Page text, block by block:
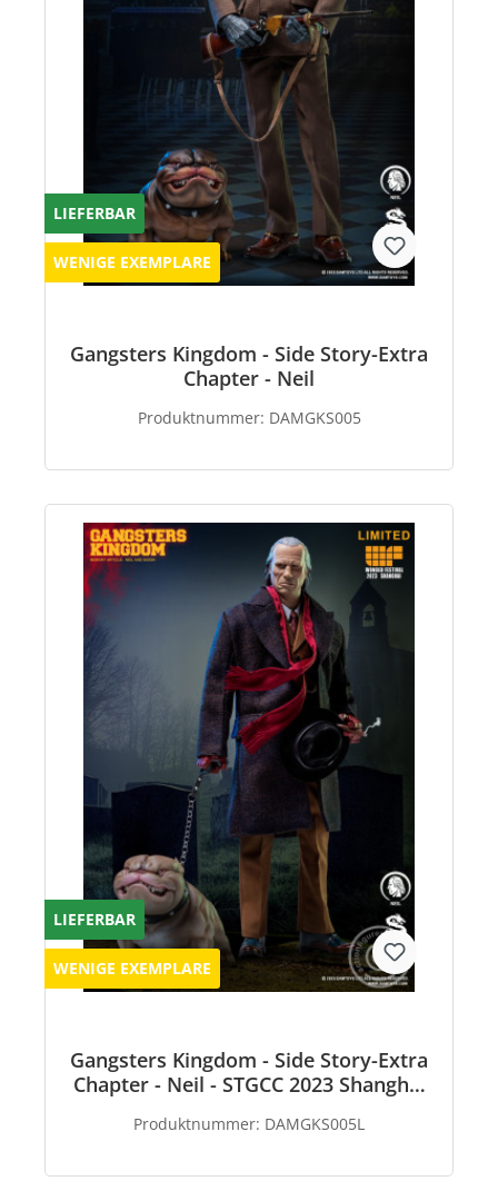
LIEFERBAR
WENIGE EXEMPLARE
Gangsters Kingdom - Side Story-Extra
Chapter - Neil
Produktnummer: DAMGKS005
LIEFERBAR
WENIGE EXEMPLARE
Gangsters Kingdom - Side Story-Extra
Chapter - Neil - STGCC 2023 Shanghai
Produktnummer: DAMGKS005L